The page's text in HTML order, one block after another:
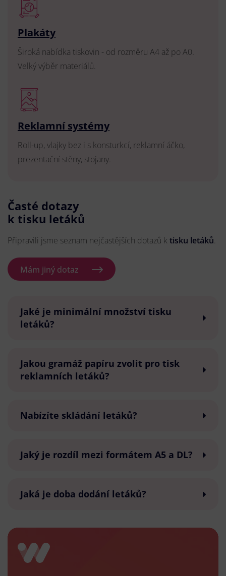
Plakáty
Široká nabídka tiskovin - od rozměru A4 až po A0.
Velký výběr materiálů.
Reklamní systémy
Roll-up, vlajky bez i s konsturkcí, reklamní áčko,
prezentační stěny, stojany.
Časté dotazy
k tisku letáků
Připravili jsme seznam nejčastějších dotazů k tisku letáků.
Mám jiný dotaz
Jaké je minimální množství tisku
letáků?
Jakou gramáž papíru zvolit pro tisk
reklamních letáků?
Nabízíte skládání letáků?
Jaký je rozdíl mezi formátem A5 a DL?
Jaká je doba dodání letáků?